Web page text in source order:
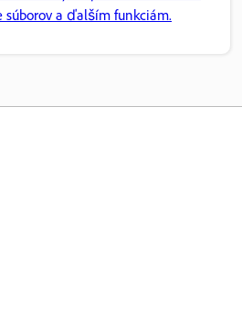
súborov a ďalším funkciám.